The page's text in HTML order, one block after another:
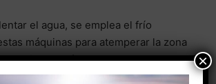
el agua, se emplea el frío
máquinas para atemperar la zona
supliendo así los problemas
durante el baño.
×